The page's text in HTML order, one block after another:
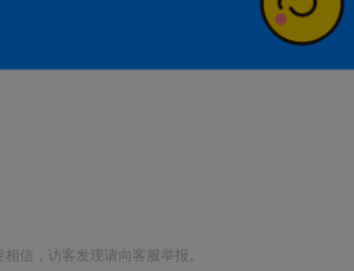
信，访客发现请向客服举报。